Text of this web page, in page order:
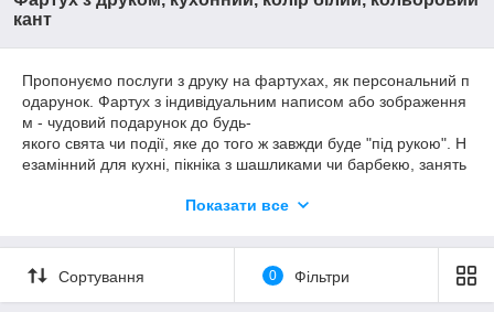
кант
Пропонуємо послуги з друку на фартухах, як персональний п
одарунок. Фартух з індивідуальним написом або зображення
м - чудовий подарунок до будь-
якого свята чи події, яке до того ж завжди буде "під рукою". Н
езамінний для кухні, пікніка з шашликами чи барбекю, занять
айнів для принтів на будь-
ізувати. У разі зміни дизайну обов'язково надішлемо Вам мак
ет на затвердження. Втілимо в життя будь-
яку Вашу ідею, врахуємо усі Ваші побажання!
Показати все
Сортування 0 Фільтри